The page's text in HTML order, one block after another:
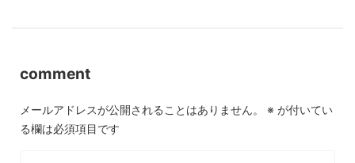
comment
メールアドレスが公開されることはありません。 ※ が付いてい
る欄は必須項目です